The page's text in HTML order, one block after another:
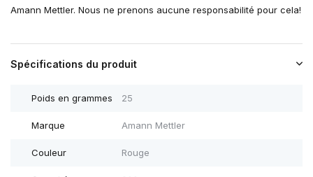
Amann Mettler. Nous ne prenons aucune responsabilité pour cela!
Spécifications du produit
Poids en grammes 25
Marque Amann Mettler
Couleur Rouge